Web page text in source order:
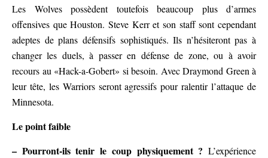
Les Wolves possèdent toutefois beaucoup plus d’armes
offensives que Houston. Steve Kerr et son staff sont cependant
adeptes de plans défensifs sophistiqués. Ils n’hésiteront pas à
changer les duels, à passer en défense de zone, ou à avoir
recours au «Hack-a-Gobert» si besoin. Avec Draymond Green à
leur tête, les Warriors seront agressifs pour ralentir l’attaque de
Minnesota.
Le point faible
– Pourront-ils tenir le coup physiquement ? L’expérience